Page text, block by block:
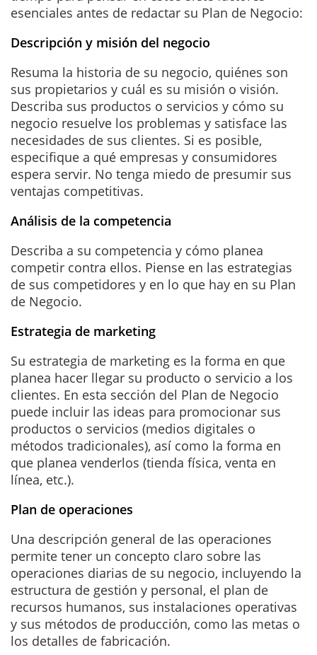
esenciales antes de redactar su Plan de Negocio:
Descripción y misión del negocio
Resuma la historia de su negocio, quiénes son
sus propietarios y cuál es su misión o visión.
Describa sus productos o servicios y cómo su
negocio resuelve los problemas y satisface las
necesidades de sus clientes. Si es posible,
especifique a qué empresas y consumidores
espera servir. No tenga miedo de presumir sus
ventajas competitivas.
Análisis de la competencia
Describa a su competencia y cómo planea
competir contra ellos. Piense en las estrategias
de sus competidores y en lo que hay en su Plan
de Negocio.
Estrategia de marketing
Su estrategia de marketing es la forma en que
planea hacer llegar su producto o servicio a los
clientes. En esta sección del Plan de Negocio
puede incluir las ideas para promocionar sus
productos o servicios (medios digitales o
métodos tradicionales), así como la forma en
que planea venderlos (tienda física, venta en
línea, etc.).
Plan de operaciones
Una descripción general de las operaciones
permite tener un concepto claro sobre las
operaciones diarias de su negocio, incluyendo la
estructura de gestión y personal, el plan de
recursos humanos, sus instalaciones operativas
y sus métodos de producción, como las metas o
los detalles de fabricación.